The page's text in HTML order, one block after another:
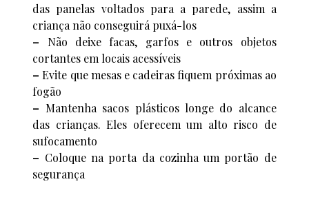
das panelas voltados para a parede, assim a
criança não conseguirá puxá-los
– Não deixe facas, garfos e outros objetos
cortantes em locais acessíveis
– Evite que mesas e cadeiras fiquem próximas ao
fogão
– Mantenha sacos plásticos longe do alcance
das crianças. Eles oferecem um alto risco de
sufocamento
– Coloque na porta da cozinha um portão de
segurança